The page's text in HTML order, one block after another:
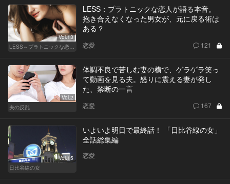
Vol.13
LESS：プラトニックな恋人が語る本音。
抱き合えなくなった男女が、元に戻る術は
ある？
恋愛 121
Vol.2
夫の反乱
体調不良で苦しむ妻の横で、ゲラゲラ笑っ
て動画を見る夫。怒りに震える妻が発し
た、禁断の一言
恋愛 167
Vol.15
日比谷線の女
いよいよ明日で最終話！ 「日比谷線の女」
全話総集編
恋愛